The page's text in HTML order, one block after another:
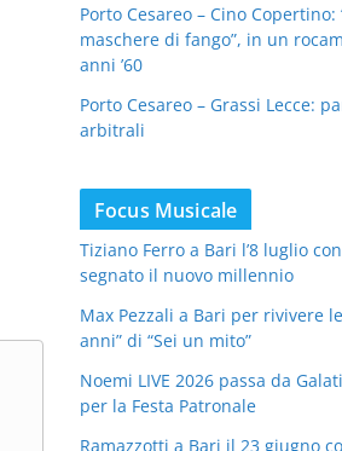
Porto Cesareo – Cino Copertino:
maschere di fango”, in un
anni ’60
Porto Cesareo – Grassi Lecce:
arbitrali
Focus Musicale
Tiziano Ferro a Bari l’8 luglio
segnato il nuovo millennio
Max Pezzali a Bari per rivivere
anni” di “Sei un mito”
Noemi LIVE 2026 passa da
per la Festa Patronale
Ramazzotti a Bari il 23 giugno